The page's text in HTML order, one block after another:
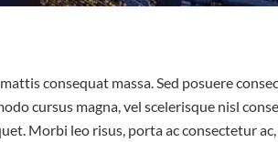
consequat massa. Sed posuere
cursus magna, vel scelerisque nisl
Morbi leo risus, porta ac consectetur